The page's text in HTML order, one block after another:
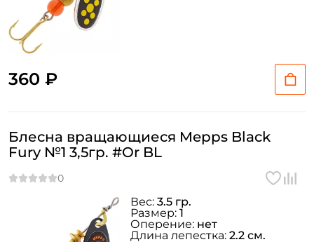
360 ₽
Блесна вращающиеся Mepps Black
Fury №1 3,5гр. #Or BL
Вес: 3.5 гр.
Размер: 1
Оперение: нет
Длина лепестка: 2.2 см.